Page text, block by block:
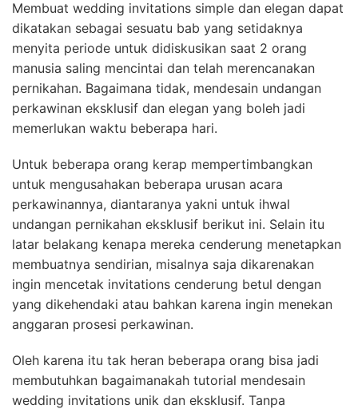
Membuat wedding invitations simple dan elegan dapat
dikatakan sebagai sesuatu bab yang setidaknya
menyita periode untuk didiskusikan saat 2 orang
manusia saling mencintai dan telah merencanakan
pernikahan. Bagaimana tidak, mendesain undangan
perkawinan eksklusif dan elegan yang boleh jadi
memerlukan waktu beberapa hari.
Untuk beberapa orang kerap mempertimbangkan
untuk mengusahakan beberapa urusan acara
perkawinannya, diantaranya yakni untuk ihwal
undangan pernikahan eksklusif berikut ini. Selain itu
latar belakang kenapa mereka cenderung menetapkan
membuatnya sendirian, misalnya saja dikarenakan
ingin mencetak invitations cenderung betul dengan
yang dikehendaki atau bahkan karena ingin menekan
anggaran prosesi perkawinan.
Oleh karena itu tak heran beberapa orang bisa jadi
membutuhkan bagaimanakah tutorial mendesain
wedding invitations unik dan eksklusif. Tanpa